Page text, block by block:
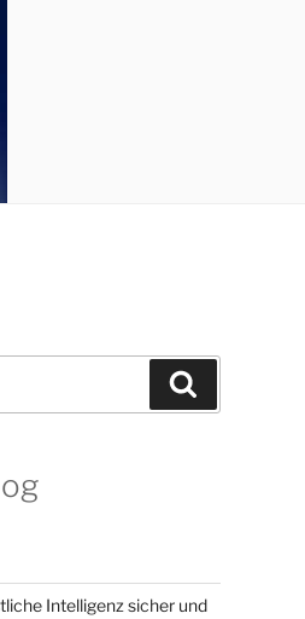
Intelligenz sicher und